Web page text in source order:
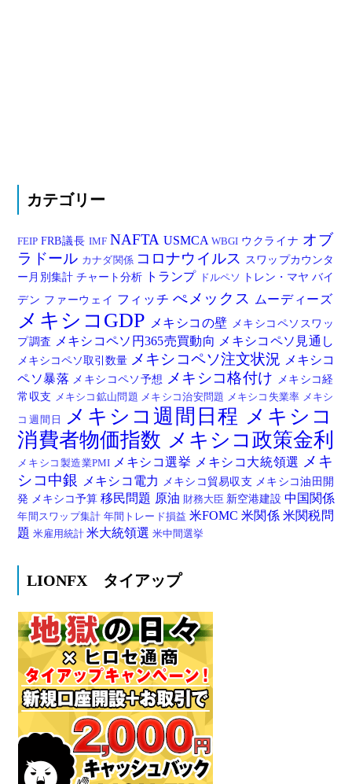
カテゴリー
FEIPFRB議長IMF NAFTA USMCAWBGI ウクライナ オブ
ラドール カナダ関係 コロナウイルス
スワップカウンタ
ー月別集計 チャート分析 トランプ ドルペソ トレン・マヤバイ
デン ファーウェイ フィッチぺメックス ムーディーズ
メキシコGDP メキシコの壁
メキシコペソスワッ
プ調査
メキシコペソ円365売買動向 メキシコペソ見通し
メキシコペソ取引数量 メキシコペソ注文状況 メキシコ
ペソ暴落 メキシコペソ予想 メキシコ格付け
メキシコ経
常収支 メキシコ鉱山問題 メキシコ治安問題 メキシコ失業率 メキシ
コ週間日 メキシコ週間日程 メキシコ
消費者物価指数 メキシコ政策金利
メキシコ製造業PMI メキシコ選挙 メキシコ大統領選 メキ
シコ中銀
メキシコ電力 メキシコ貿易収支 メキシコ油田開
発 メキシコ予算移民問題 原油 財務大臣 新空港建設 中国関係
年間スワップ集計 年間トレード損益 米FOMC米関係 米関税問
題米雇用統計米大統領選米中間選挙
LIONFX タイアップ